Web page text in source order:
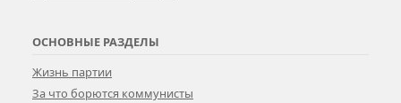
ОСНОВНЫЕ РАЗДЕЛЫ
Жизнь партии
За что борются коммунисты